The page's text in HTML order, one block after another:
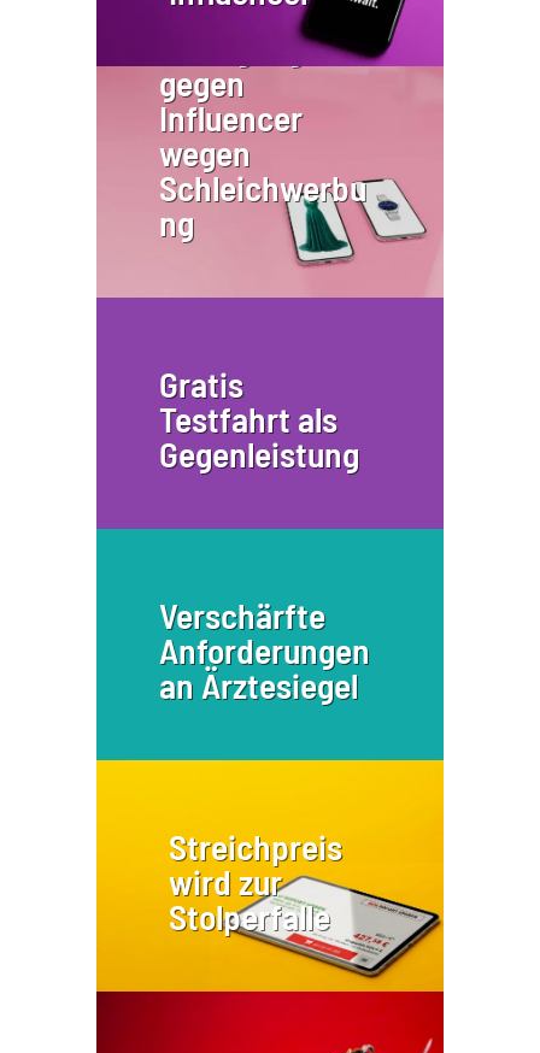
Einstweilige
Verfügung
gegen
Influencer
wegen
Schleichwerbu
ng
Gratis
Testfahrt als
Gegenleistung
Verschärfte
Anforderungen
an Ärztesiegel
Streichpreis
wird zur
Stolperfalle